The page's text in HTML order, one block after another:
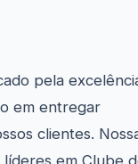
pela
em entregar
clientes.